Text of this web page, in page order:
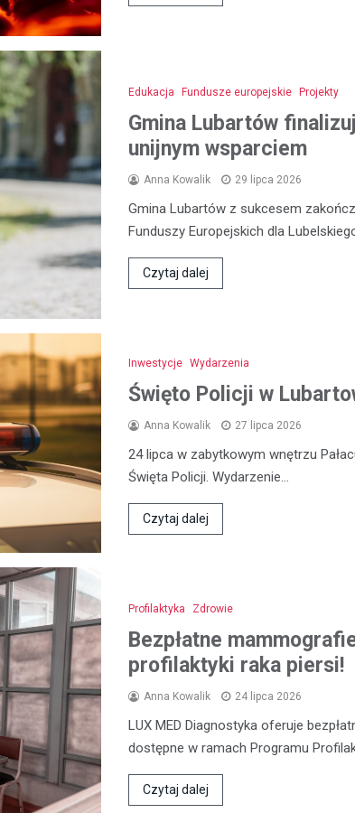
Edukacja Fundusze europejskie Projekty
Gmina Lubartów
unijnym wsparciem
Anna Kowalik 29 lipca 2026
Gmina Lubartów z sukcesem
Funduszy Europejskich dla
Czytaj dalej
Inwestycje Wydarzenia
Święto Policji w
Anna Kowalik 27 lipca 2026
24 lipca w zabytkowym wnętrzu
Święta Policji. Wydarzenie…
Czytaj dalej
Profilaktyka Zdrowie
Bezpłatne
profilaktyki raka piersi!
Anna Kowalik 24 lipca 2026
LUX MED Diagnostyka oferuje
dostępne w ramach Programu
Czytaj dalej